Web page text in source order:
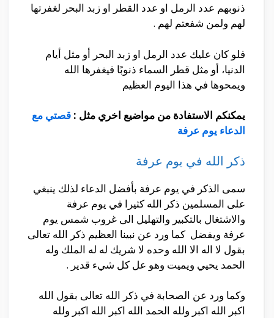
ذنوبهم عدد الرمل او عدد القطر او زبد البحر لغفرتها
لهم ولمن شفعتم لهم .
فلو كان عليك عدد الرمل او زبد البحر أو مثل أيام
الدنيا، أو مثل قطر السماء ذنوبًا فيغفرها الله
ويمحوها في هذا اليوم العظيم
يمكنكم الاستفادة من مواضيع اخري مثل : قصتي مع
الدعاء يوم عرفة
ذكر الله في يوم عرفة
سمى الذكر في يوم عرفة بأفضل الدعاء لذلك ينبغي
على المسلمين ذكر الله كثيرا في يوم عرفة
والاشتغال بالتكبير والتهليل الى غروب شمس يوم
عرفة ويفضل كما ورد عن نبينا العظيم ذكر الله تعالى
بقول لا اله الا الله وحده لا شريك له له الملك وله
الحمد يحيي ويميت وهو عل كل شيء قدير .
وكما ورد عن الصحابة في ذكر الله تعالى بقول الله
اكبر الله اكبر ولله الحمد الله اكبر الله اكبر ولله